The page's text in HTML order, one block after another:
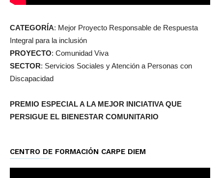
CATEGORÍA: Mejor Proyecto Responsable de Respuesta
Integral para la inclusión
PROYECTO: Comunidad Viva
SECTOR: Servicios Sociales y Atención a Personas con
Discapacidad
PREMIO ESPECIAL A LA MEJOR INICIATIVA QUE
PERSIGUE EL BIENESTAR COMUNITARIO
CENTRO DE FORMACIÓN CARPE DIEM